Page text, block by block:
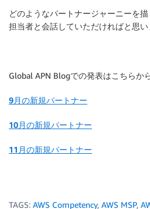
どのようなパートナージャーニーを
担当者と会話していただければと思い
Global APN Blogでの発表はこちらか
9月の新規パートナー
10月の新規パートナー
11月の新規パートナー
TAGS: AWS Competency, AWS MSP,